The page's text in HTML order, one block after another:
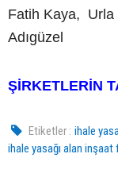
Fatih Kaya, Urla
Adıgüzel
ŞİRKETLERİN
Etiketler : ihale
ihale yasağı alan inşaat